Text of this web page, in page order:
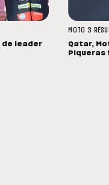
de leader
MOTO 3
Qatar,
Piqueras !